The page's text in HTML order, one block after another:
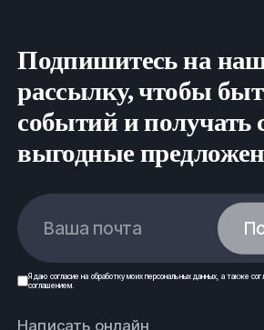
Подпишитесь на
рассылку, чтобы
событий и получать
выгодные
Ваша почта
Я даю согласие на обработку моих персональных данных , а также
соглашением.
Написать онлайн